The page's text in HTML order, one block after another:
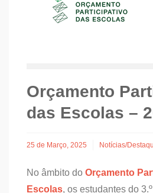
Orçamento
das Escolas –
25 de Março, 2025 Notícias/
No âmbito do Orçamento
Escolas, os estudantes do